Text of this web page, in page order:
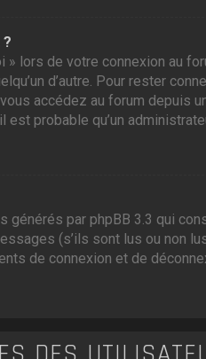
lors de votre connexion au
d’autre. Pour rester
accédez au forum depuis
est probable qu’un
par phpBB 3.3 qui
(s’ils sont lus ou non
de connexion et de